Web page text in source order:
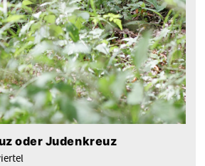
oder Judenkreuz